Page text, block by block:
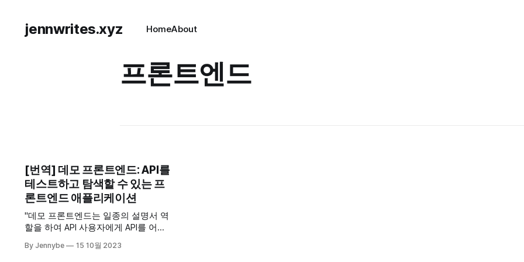
jennwrites.xyz HomeAbout
프론트엔드
[번역] 데모 프론트엔드: API를
테스트하고 탐색할 수 있는 프
론트엔드 애플리케이션
"데모 프론트엔드는 일종의 설명서 역
할을 하여 API 사용자에게 API를 어떻
한 구현을 위한 예제로 사용할 수 있
By Jennybe 15 10월 2023